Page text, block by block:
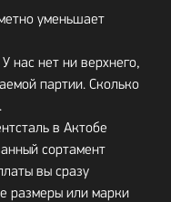
уменьшает
нас нет ни верхнего,
партии. Сколько
в Актобе
сортамент
вы сразу
размеры или марки